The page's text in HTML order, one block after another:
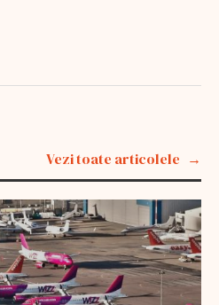
Vezi toate articolele